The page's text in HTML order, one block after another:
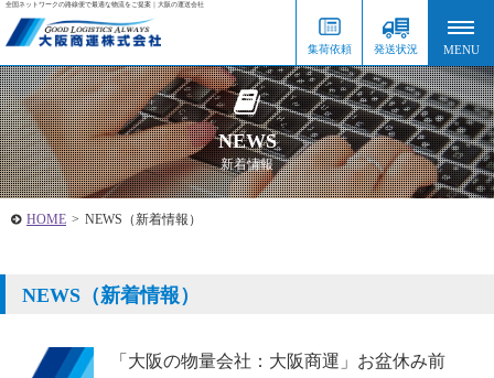
全国ネットワークの路線便で最適な物流をご提案｜大阪の運送会社
集荷依頼 発送状況
NEWS
新着情報
HOME > NEWS（新着情報）
NEWS（新着情報）
「大阪の物量会社：大阪商運」お盆休み前